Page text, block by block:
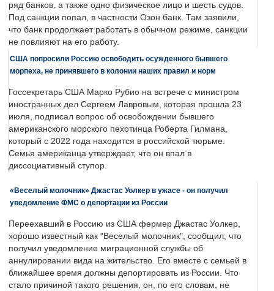
ряд банков, а также одно физическое лицо и шесть судов.
Под санкции попал, в частности Озон банк. Там заявили,
что банк продолжает работать в обычном режиме, санкции
не повлияют на его работу.
США попросили Россию освободить осужденного бывшего
морпеха, не принявшего в колонии наших правил и норм
Госсекретарь США Марко Рубио на встрече с министром
иностранных дел Сергеем Лавровым, которая прошла 23
июля, подписал вопрос об освобождении бывшего
американского морского пехотинца Роберта Гилмана,
который с 2022 года находится в российской тюрьме.
Семья американца утверждает, что он впал в
диссоциативный ступор.
«Веселый молочник» Джастас Уолкер в ужасе - он получил
уведомление ФМС о депортации из России
Переехавший в Россию из США фермер Джастас Уолкер,
хорошо известный как "Веселый молочник", сообщил, что
получил уведомление миграционной службы об
аннулировании вида на жительство. Его вместе с семьей в
ближайшее время должны депортировать из России. Что
стало причиной такого решения, он, по его словам, не